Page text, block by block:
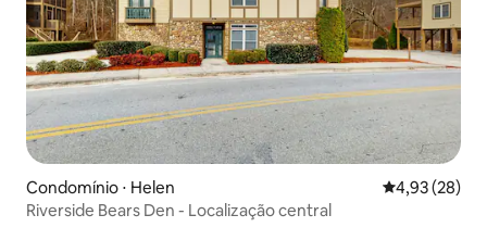
Condomínio ⋅ Helen 4,93 de uma
4,93 (28)
Riverside Bears Den - Localização central